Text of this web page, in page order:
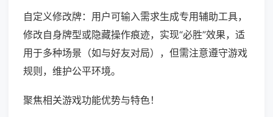
自定义修改牌：用户可输入需求生成专用辅助工具，
修改自身牌型或隐藏操作痕迹，实现“必胜”效果，适
用于多种场景（如与好友对局），但需注意遵守游戏
规则，维护公平环境。
聚焦相关游戏功能优势与特色！